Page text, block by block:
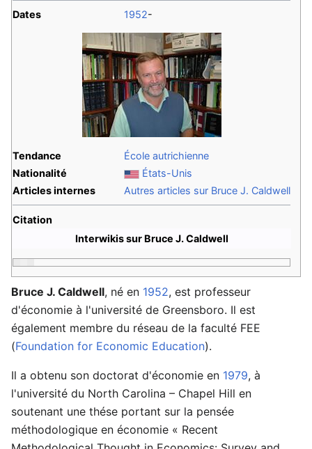
Dates 1952-
Tendance
École autrichienne
Nationalité
États-Unis
Articles internes
Autres articles sur Bruce J. Caldwell
Citation
Interwikis sur Bruce J. Caldwell
Bruce J. Caldwell, né en 1952, est professeur
d'économie à l'université de Greensboro. Il est
également membre du réseau de la faculté FEE
(Foundation for Economic Education).
Il a obtenu son doctorat d'économie en 1979, à
l'université du North Carolina – Chapel Hill en
soutenant une thése portant sur la pensée
méthodologique en économie « Recent